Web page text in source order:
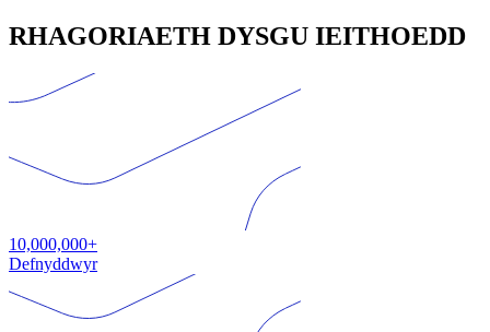
RHAGORIAETH DYSGU IEITHOEDD
10,000,000+
Defnyddwyr